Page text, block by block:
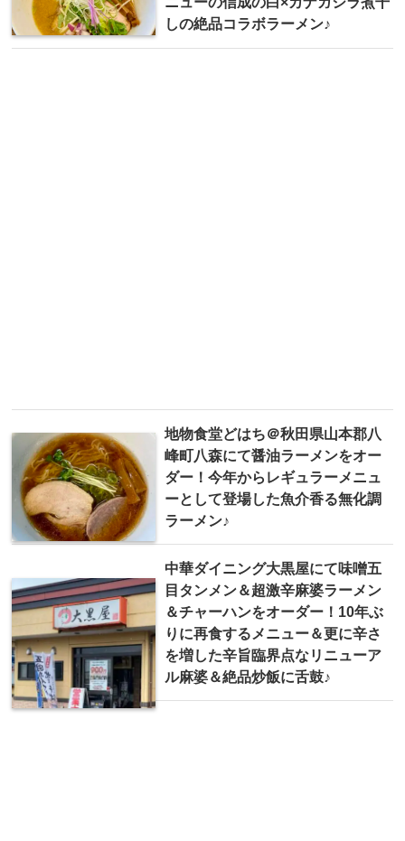
しの絶品コラボラーメン♪
地物食堂どはち＠秋田県山本郡八
峰町八森にて醤油ラーメンをオー
ダー！今年からレギュラーメニュ
ーとして登場した魚介香る無化調
ラーメン♪
中華ダイニング大黒屋にて味噌五
目タンメン＆超激辛麻婆ラーメン
＆チャーハンをオーダー！10年ぶ
りに再食するメニュー＆更に辛さ
を増した辛旨臨界点なリニューア
ル麻婆＆絶品炒飯に舌鼓♪